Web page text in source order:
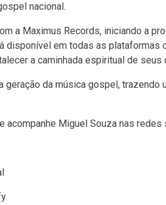
nacional.
a Maximus Records, iniciando a
disponível em todas as plataformas
a caminhada espiritual de seus
da música gospel, trazendo
acompanhe Miguel Souza nas redes